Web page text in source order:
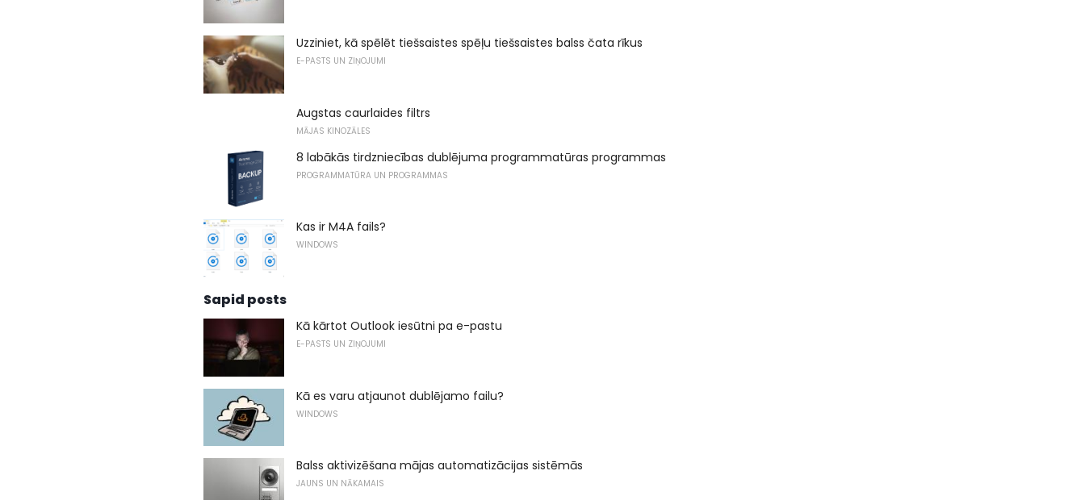
Uzziniet, kā spēlēt tiešsaistes spēļu tiešsaistes balss čata rīkus
E-PASTS UN ZIŅOJUMI
Augstas caurlaides filtrs
MĀJAS KINOZĀLES
8 labākās tirdzniecības dublējuma programmatūras programmas
PROGRAMMATŪRA UN PROGRAMMAS
Kas ir M4A fails?
WINDOWS
Sapid posts
Kā kārtot Outlook iesūtni pa e-pastu
E-PASTS UN ZIŅOJUMI
Kā es varu atjaunot dublējamo failu?
WINDOWS
Balss aktivizēšana mājas automatizācijas sistēmās
JAUNS UN NĀKAMAIS